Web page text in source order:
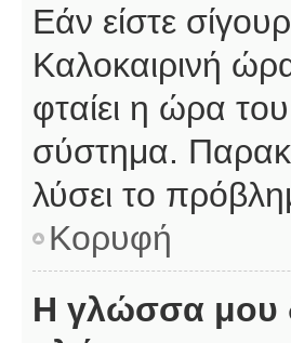
Εάν είστε
Καλοκαιρινή
φταίει η ώρα
σύστημα.
λύσει το
Κορυφή
Η γλώσσα μου